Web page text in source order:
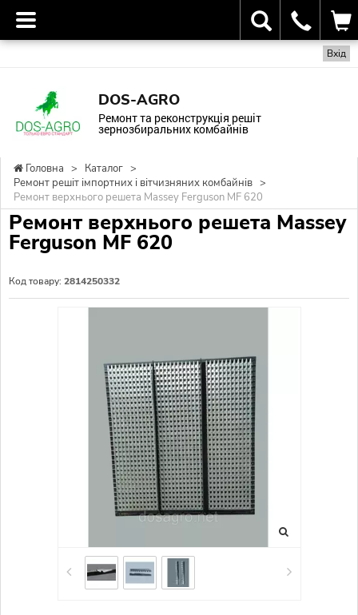
Вхід
DOS-AGRO
Ремонт та реконструкція решіт
зернозбиральних комбайнів
Головна > Каталог >
Ремонт решіт імпортних і вітчизняних комбайнів >
Ремонт верхнього решета Massey Ferguson MF 620
Ремонт верхнього решета Massey
Ferguson MF 620
Код товару: 2814250332